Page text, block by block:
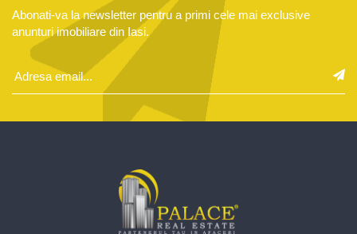
Abonati-va la newsletter pentru a primi cele mai exclusive
anunturi imobiliare din Iasi.
Introduceti
adresa
a